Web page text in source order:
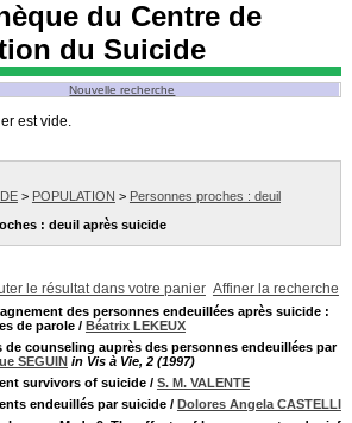
du Centre de
du Suicide
Nouvelle recherche
> POPULATION > Personnes proches : deuil
: deuil après suicide
le résultat dans votre panier Affiner la recherche
des personnes endeuillées après suicide :
de parole/ Béatrix LEKEUX
de counseling auprès des personnes endeuillées par
SEGUIN in Vis à Vie, 2 (1997)
survivors of suicide/ S. M. VALENTE
endeuillés par suicide/ Dolores Angela CASTELLI